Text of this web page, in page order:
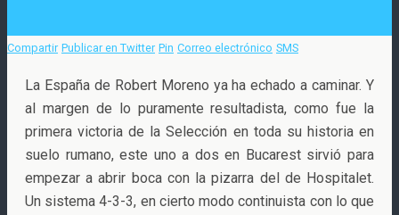
Compartir Publicar en Twitter Pin Correo electrónico SMS
La España de Robert Moreno ya ha echado a caminar. Y
al margen de lo puramente resultadista, como fue la
primera victoria de la Selección en toda su historia en
suelo rumano, este uno a dos en Bucarest sirvió para
empezar a abrir boca con la pizarra del de Hospitalet.
Un sistema 4-3-3, en cierto modo continuista con lo que